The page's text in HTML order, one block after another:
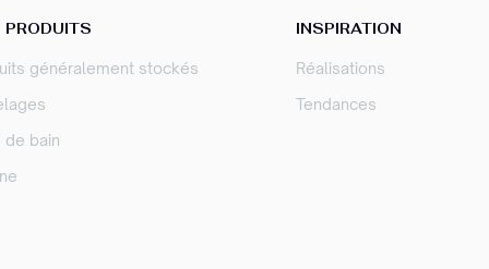
PRODUITS
généralement stockés
de bain
INSPIRATION
Réalisations
Tendances